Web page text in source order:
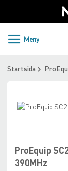
to
Content
PRODUKTER
LADDA NER
Meny
Startsida
ProEquip
390MHz
Skip
of
the
images
beginning
of
the